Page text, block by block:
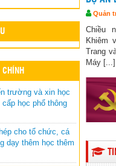
CHÍNH
trường và xin học
học phổ thông
cho tổ chức, cá
dạy thêm học thêm
Quản
Chiều
Khiêm
Trang
Máy [...]